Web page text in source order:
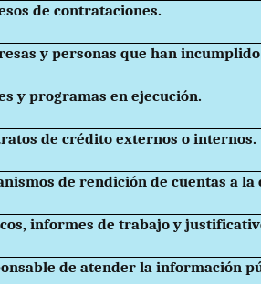
de contrataciones.
y personas que han
y programas en ejecución.
de crédito externos o internos.
de rendición de cuentas a la
informes de trabajo y
de atender la información